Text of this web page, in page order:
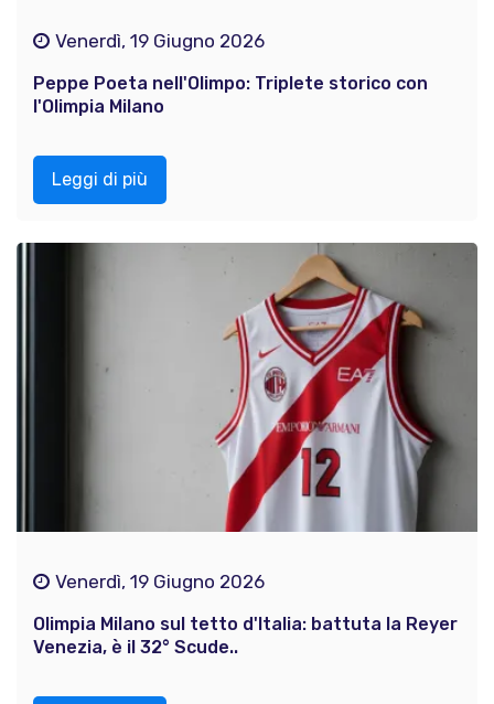
Venerdì, 19 Giugno 2026
Peppe Poeta nell'Olimpo: Triplete storico con
l'Olimpia Milano
Leggi di più
Venerdì, 19 Giugno 2026
Olimpia Milano sul tetto d'Italia: battuta la Reyer
Venezia, è il 32° Scude..